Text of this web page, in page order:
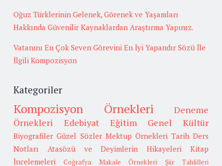
Oğuz Türklerinin Gelenek, Görenek ve Yaşamları
Hakkında Güvenilir Kaynaklardan Araştırma Yapınız.
Vatanını En Çok Seven Görevini En İyi Yapandır Sözü İle
İlgili Kompozisyon
Kategoriler
Kompozisyon Örnekleri
Deneme
Örnekleri
Edebiyat Eğitim Genel Kültür
Biyografiler Güzel Sözler Mektup Örnekleri Tarih Ders
Notları
Atasözü ve Deyimlerin Hikayeleri
Kitap
İncelemeleri
Coğrafya Makale Örnekleri Şiir Tahlilleri